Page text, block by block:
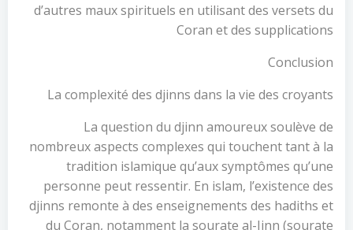
d’autres maux spirituels en utilisant des versets du
Coran et des supplications
Conclusion
La complexité des djinns dans la vie des croyants
La question du djinn amoureux soulève de
nombreux aspects complexes qui touchent tant à la
tradition islamique qu’aux symptômes qu’une
personne peut ressentir. En islam, l’existence des
djinns remonte à des enseignements des hadiths et
du Coran, notamment la sourate al-Jinn (sourate